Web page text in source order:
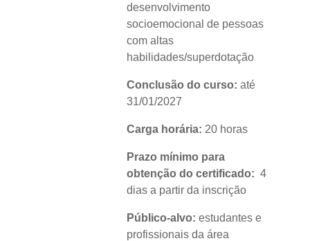
desenvolvimento
socioemocional de pessoas
com altas
habilidades/superdotação
Conclusão do curso: até
31/01/2027
Carga horária: 20 horas
Prazo mínimo para
obtenção do certificado: 4
dias a partir da inscrição
Público-alvo: estudantes e
profissionais da área